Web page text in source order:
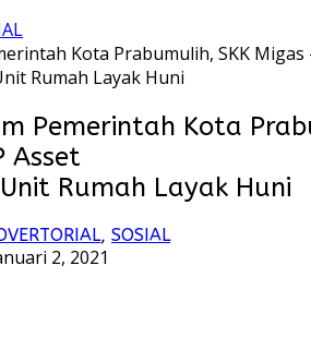
Kota Prabumulih, SKK Migas
Rumah Layak Huni
Pemerintah Kota
Asset
Rumah Layak Huni
, SOSIAL
2, 2021